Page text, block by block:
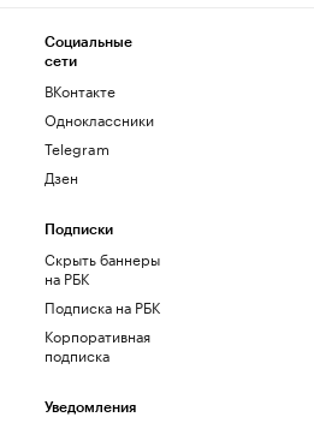
Социальные
сети
ВКонтакте
Одноклассники
Telegram
Дзен
Подписки
Скрыть баннеры
на РБК
Подписка на РБК
Корпоративная
подписка
Уведомления